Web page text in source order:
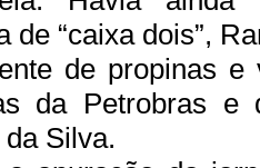
de “caixa dois”,
de propinas e
da Petrobras e
Silva.